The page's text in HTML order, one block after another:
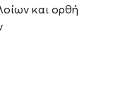
και ορθή